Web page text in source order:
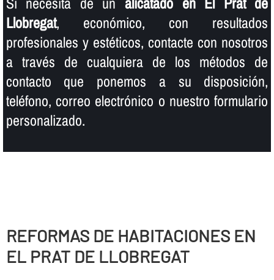
Llobregat, económico, con resultados
profesionales y estéticos, contacte con nosotros
a través de cualquiera de los métodos de
contacto que ponemos a su disposición,
teléfono, correo electrónico o nuestro formulario
personalizado.
REFORMAS DE HABITACIONES EN
EL PRAT DE LLOBREGAT